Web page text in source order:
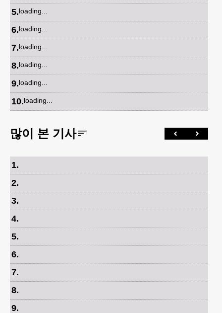
5.loading...
6.loading...
7.loading...
8.loading...
9.loading...
10.loading...
많이 본 기사
1.
2.
3.
4.
5.
6.
7.
8.
9.